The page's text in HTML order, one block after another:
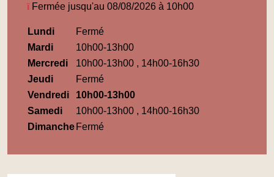
Fermée jusqu'au 08/08/2026 à 10h00
Horaires
Médiathèque
Maupassant
Lundi
Fermé
Mardi
10h00-13h00
Mercredi
10h00-13h00 , 14h00-16h30
Jeudi
Fermé
Vendredi
10h00-13h00
Samedi
10h00-13h00 , 14h00-16h30
Dimanche Fermé